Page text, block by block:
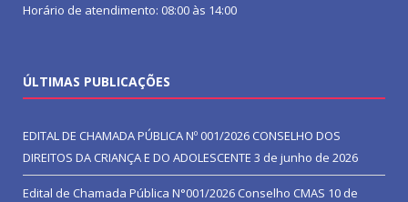
Horário de atendimento: 08:00 às 14:00
ÚLTIMAS PUBLICAÇÕES
EDITAL DE CHAMADA PÚBLICA Nº 001/2026 CONSELHO DOS
DIREITOS DA CRIANÇA E DO ADOLESCENTE 3 de junho de 2026
Edital de Chamada Pública N°001/2026 Conselho CMAS 10 de